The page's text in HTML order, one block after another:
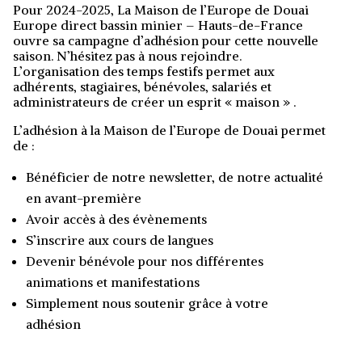
Pour 2024-2025, La Maison de l’Europe de Douai
Europe direct bassin minier – Hauts-de-France
ouvre sa campagne d’adhésion pour cette nouvelle
saison. N’hésitez pas à nous rejoindre.
L’organisation des temps festifs permet aux
adhérents, stagiaires, bénévoles, salariés et
administrateurs de créer un esprit « maison » .
L’adhésion à la Maison de l’Europe de Douai permet
de :
Bénéficier de notre newsletter, de notre actualité
en avant-première
Avoir accès à des évènements
S’inscrire aux cours de langues
Devenir bénévole pour nos différentes
animations et manifestations
Simplement nous soutenir grâce à votre
adhésion